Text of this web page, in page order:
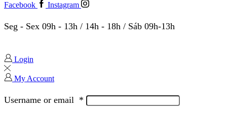
Facebook
Instagram
Seg - Sex 09h - 13h / 14h - 18h / Sáb 09h-13h
Login
My Account
Username or email *